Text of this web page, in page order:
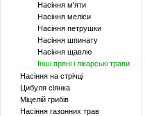
Насіння м'яти
Насіння меліси
Насіння петрушки
Насіння шпинату
Насіння щавлю
Інші пряні і лікарські трави
Насіння на стрічці
Цибуля сіянка
Міцелій грибів
Насіння газонних трав